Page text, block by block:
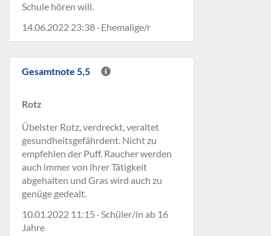
Schule hören will.
14.06.2022 23:38 · Ehemalige/r
Gesamtnote 5,5
Rotz
Übelster Rotz, verdreckt, veraltet
gesundheitsgefährdent. Nicht zu
empfehlen der Puff. Raucher werden
auch immer von ihrer Tätigkeit
abgehalten und Gras wird auch zu
genüge gedealt.
10.01.2022 11:15 · Schüler/in ab 16
Jahre